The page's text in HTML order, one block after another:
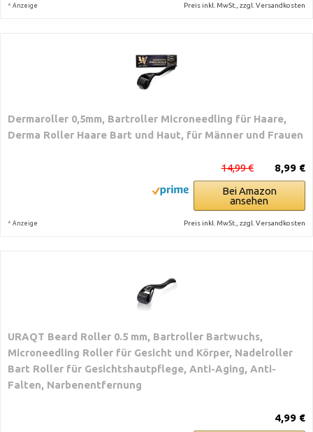
* Anzeige Preis inkl. MwSt., zzgl. Versandkosten
Dermaroller 0,5mm, Bartroller Microneedling für Haare,
Derma Roller Haare Bart und Haut, für Männer und Frauen
8,99 €
14,99 €
Bei Amazon
ansehen
* Anzeige Preis inkl. MwSt., zzgl. Versandkosten
URAQT Beard Roller 0.5 mm, Bartroller Bartwuchs,
Microneedling Roller für Gesicht und Körper, Nadelroller
Bart Roller für Gesichtshautpflege, Anti-Aging, Anti-
Falten, Narbenentfernung
4,99 €